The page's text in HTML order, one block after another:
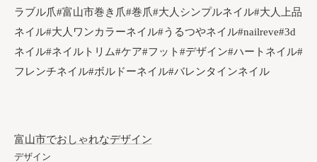
ラブル爪#富山市巻き爪#巻爪#大人シンプルネイル#大人上品
ネイル#大人ワンカラーネイル#うるつやネイル#nailreve#3d
ネイル#ネイルトリム#ケア#フット#デザイン#ハートネイル#
フレンチネイル#ボルドーネイル#バレンタインネイル
富山市でおしゃれなデザイン
デザイン